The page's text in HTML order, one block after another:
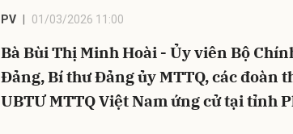
PV 01/03/2026 11:00
Bà Bùi Thị Minh Hoài - Ủy viên Bộ
Đảng, Bí thư Đảng ủy MTTQ, các đoàn
UBTƯ MTTQ Việt Nam ứng cử tại tỉnh